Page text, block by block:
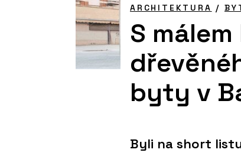
ARCHITEKTURA /
S
byty v
Byli na short